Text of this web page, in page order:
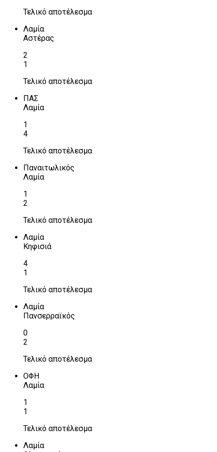
Τελικό αποτέλεσμα
Λαμία
Αστέρας
2
1
Τελικό αποτέλεσμα
ΠΑΣ
Λαμία
1
4
Τελικό αποτέλεσμα
Παναιτωλικός
Λαμία
1
2
Τελικό αποτέλεσμα
Λαμία
Κηφισιά
4
1
Τελικό αποτέλεσμα
Λαμία
Πανσερραϊκός
0
2
Τελικό αποτέλεσμα
ΟΦΗ
Λαμία
1
1
Τελικό αποτέλεσμα
Λαμία